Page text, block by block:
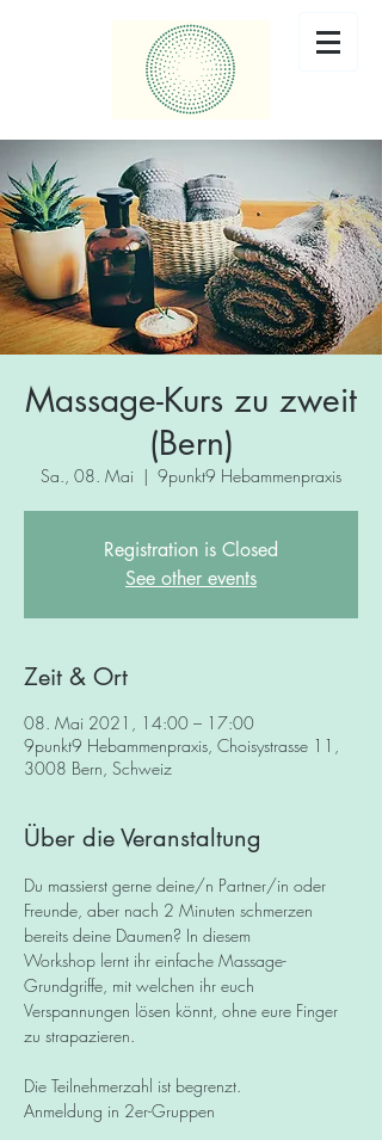
Massage-Kurs zu zweit
(Bern)
Sa., 08. Mai
  |
9punkt9 Hebammenpraxis
Registration is Closed
See other events
Zeit & Ort
08. Mai 2021, 14:00 – 17:00
9punkt9 Hebammenpraxis, Choisystrasse 11,
3008 Bern, Schweiz
Über die Veranstaltung
Du massierst gerne deine/n Partner/in oder
Freunde, aber nach 2 Minuten schmerzen
bereits deine Daumen? In diesem
Workshop lernt ihr einfache Massage-
Grundgriffe, mit welchen ihr euch
Verspannungen lösen könnt, ohne eure Finger
zu strapazieren.
Die Teilnehmerzahl ist begrenzt.
Anmeldung in 2er-Gruppen